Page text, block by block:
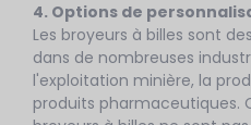
4. Options de
Les broyeurs à billes sont
dans de nombreuses
l'exploitation minière, la
produits pharmaceutiques.